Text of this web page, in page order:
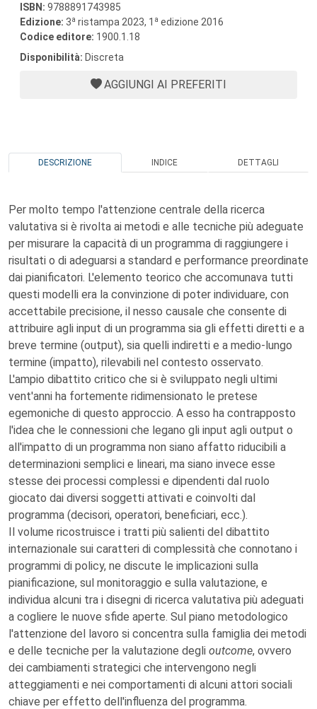
ISBN: 9788891743985
Edizione: 3a ristampa 2023, 1 a edizione 2016
Codice editore: 1900.1.18
Disponibilità: Discreta
AGGIUNGI AI PREFERITI
DESCRIZIONE INDICE DETTAGLI
Per molto tempo l'attenzione centrale della ricerca
valutativa si è rivolta ai metodi e alle tecniche più adeguate
per misurare la capacità di un programma di raggiungere i
risultati o di adeguarsi a standard e performance preordinate
dai pianificatori. L'elemento teorico che accomunava tutti
questi modelli era la convinzione di poter individuare, con
accettabile precisione, il nesso causale che consente di
attribuire agli input di un programma sia gli effetti diretti e a
breve termine (output), sia quelli indiretti e a medio-lungo
termine (impatto), rilevabili nel contesto osservato.
L'ampio dibattito critico che si è sviluppato negli ultimi
vent'anni ha fortemente ridimensionato le pretese
egemoniche di questo approccio. A esso ha contrapposto
l'idea che le connessioni che legano gli input agli output o
all'impatto di un programma non siano affatto riducibili a
determinazioni semplici e lineari, ma siano invece esse
stesse dei processi complessi e dipendenti dal ruolo
giocato dai diversi soggetti attivati e coinvolti dal
programma (decisori, operatori, beneficiari, ecc.).
Il volume ricostruisce i tratti più salienti del dibattito
internazionale sui caratteri di complessità che connotano i
programmi di policy, ne discute le implicazioni sulla
pianificazione, sul monitoraggio e sulla valutazione, e
individua alcuni tra i disegni di ricerca valutativa più adeguati
a cogliere le nuove sfide aperte. Sul piano metodologico
l'attenzione del lavoro si concentra sulla famiglia dei metodi
e delle tecniche per la valutazione degli outcome, ovvero
dei cambiamenti strategici che intervengono negli
atteggiamenti e nei comportamenti di alcuni attori sociali
chiave per effetto dell'influenza del programma.